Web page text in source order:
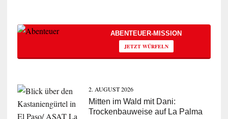
ABENTEUER-MISSION
JETZT WÜRFELN
2. AUGUST 2026
Mitten im Wald mit Dani:
Trockenbauweise auf La Palma